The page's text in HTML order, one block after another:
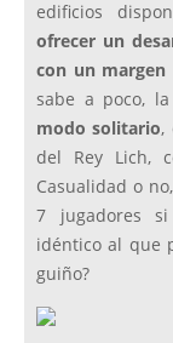
edificios
ofrecer un
con un margen
sabe a poco,
modo solitario,
del Rey Lich,
Casualidad o
7 jugadores
idéntico al que
guiño?